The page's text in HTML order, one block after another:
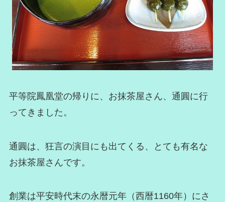
平等院鳳凰堂の帰りに、お抹茶屋さん、通圓に行
ってきました。
通圓は、狂言の演目にも出てくる、とても有名な
お抹茶屋さんです。
創業は平安時代末の永暦元年（西暦1160年）にさ